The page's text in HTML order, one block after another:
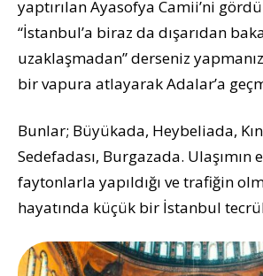
yaptırılan Ayasofya Camii’ni
“İstanbul’a biraz da dışarıdan
uzaklaşmadan” derseniz
bir vapura atlayarak Adalar’a
Bunlar; Büyükada, Heybeliada,
Sedefadası, Burgazada. Ulaşımın
faytonlarla yapıldığı ve trafiğin
hayatında küçük bir İstanbul